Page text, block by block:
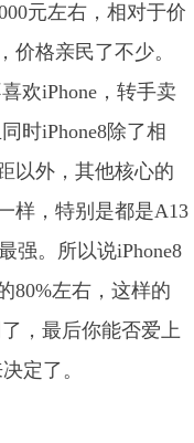
元左右，相对于价
价格亲民了不少。
欢iPhone，转手卖
时iPhone8除了相
以外，其他核心的
样，特别是都是A13
强。所以说iPhone8
80%左右，这样的
，最后你能否爱上
定了。